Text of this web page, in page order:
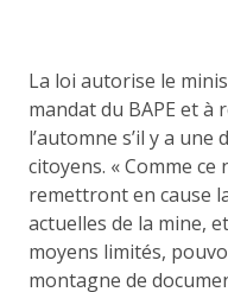
La loi autorise le
mandat du BAPE et à
l’automne s’il y a
citoyens. « Comme ce
remettront en cause
actuelles de la mine,
moyens limités,
montagne de